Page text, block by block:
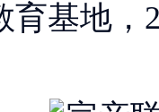
育基地，